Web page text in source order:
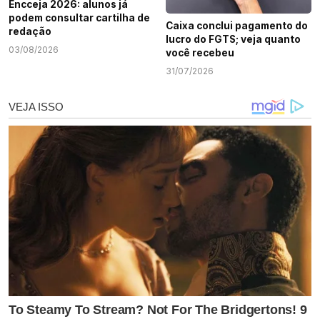
Encceja 2026: alunos já
podem consultar cartilha de
redação
03/08/2026
Caixa conclui pagamento do
lucro do FGTS; veja quanto
você recebeu
31/07/2026